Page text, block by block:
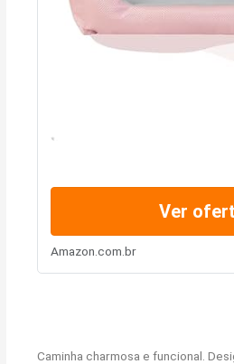
Ver
Amazon.com.br
Caminha charmosa e funcional.